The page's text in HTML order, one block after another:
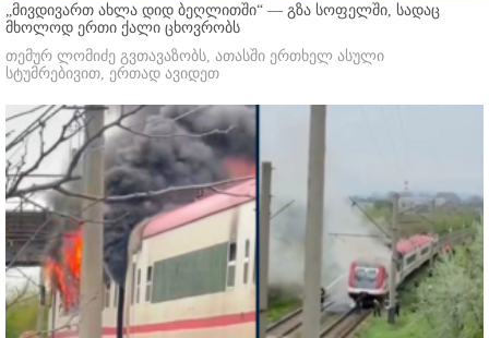
„მივდივართ ახლა დიდ ბეღლითში“ — გზა სოფელში, სადაც
მხოლოდ ერთი ქალი ცხოვრობს
თემურ ლომიძე გვთავაზობს, ათასში ერთხელ ასული
სტუმრებივით, ერთად ავიდეთ